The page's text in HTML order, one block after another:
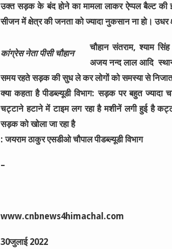
उक्त सड़क के बंद होने का मामला लाकर ऐप्पल बैल्ट
सीजन में क्षेत्र की जनता को ज्यादा नुकसान ना हो।
कांग्रेस नेता पीसी चौहान
चौहान संतराम, श्याम
अजय नन्द लाल आदि
समय रहते सड़क की सुध ले कर लोगों को समस्या से निजात
क्या कहता है पीडब्ल्यूडी विभाग: सड़क पर बहुत
चट्टाने हटाने में टाइम लग रहा है मशीनें लगी हुई है
सड़क को खोला जा रहा है
: जयराम ठाकुर एसडीओ चौपाल पीडब्ल्यूडी विभाग
–
www.cnbnews4himachal.com
30जुलाई 2022